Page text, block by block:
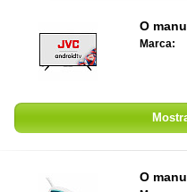
O
Marca:
O